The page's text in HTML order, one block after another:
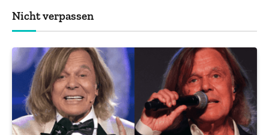
Nicht verpassen